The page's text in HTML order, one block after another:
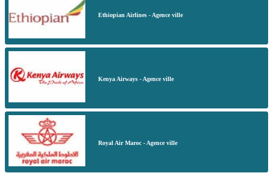
Ethiopian Airlines - Agence ville
Kenya Airways - Agence ville
Royal Air Maroc - Agence ville